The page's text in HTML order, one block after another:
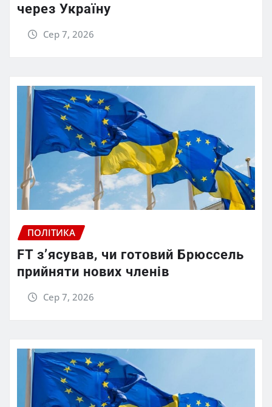
через Україну
Сер 7, 2026
ПОЛІТИКА
FT зʼясував, чи готовий Брюссель
прийняти нових членів
Сер 7, 2026